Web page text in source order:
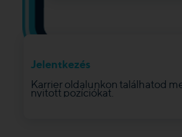
Jelentkezés
Karrier oldalunkon találhatod
nyitott pozíciókat.